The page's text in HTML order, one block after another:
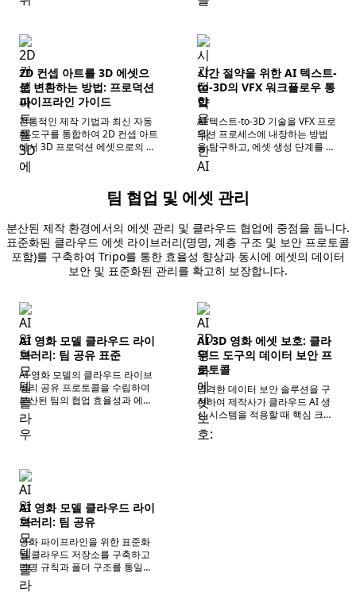
2D 컨셉 아트를 3D 에셋으
로 변환하는 방법: 프로덕션
파이프라인 가이드
전통적인 제작 기법과 최신 자동
화 도구를 통합하여 2D 컨셉 아트
에서 3D 프로덕션 에셋으로의 변
환에 대한 완벽한 가이드를 제공
합니다.
시간 절약을 위한 AI 텍스트-
to-3D의 VFX 워크플로우 통
합
AI 텍스트-to-3D 기술을 VFX 프로
덕션 프로세스에 내장하는 방법
을 탐구하고, 에셋 생성 단계를 간
소화하여 전체 제작 효율성을 크
게 향상시킵니다.
팀 협업 및 에셋 관리
분산된 제작 환경에서의 에셋 관리 및 클라우드 협업에 중점을 둡니다.
표준화된 클라우드 에셋 라이브러리(명명, 계층 구조 및 보안 프로토콜
포함)를 구축하여 Tripo를 통한 효율성 향상과 동시에 에셋의 데이터
보안 및 표준화된 관리를 확고히 보장합니다.
AI 영화 모델 클라우드 라이
브러리: 팀 공유 표준
AI 영화 모델의 클라우드 라이브
러리 공유 프로토콜을 수립하여
분산된 팀의 협업 효율성과 에셋
버전 관리 프로세스를 최적화합
니다.
AI 3D 영화 에셋 보호: 클라
우드 도구의 데이터 보안 프
로토콜
엄격한 데이터 보안 솔루션을 구
현하여 제작사가 클라우드 AI 생
성 시스템을 적용할 때 핵심 크리
에이티브 에셋이 유출되지 않도
록 보장합니다.
AI 영화 모델 클라우드 라이
브러리: 팀 공유
영화 파이프라인을 위한 표준화
된 클라우드 저장소를 구축하고
명명 규칙과 폴더 구조를 통일하
여 팀의 에셋 검색 및 협업 효율성
을 향상시킵니다.